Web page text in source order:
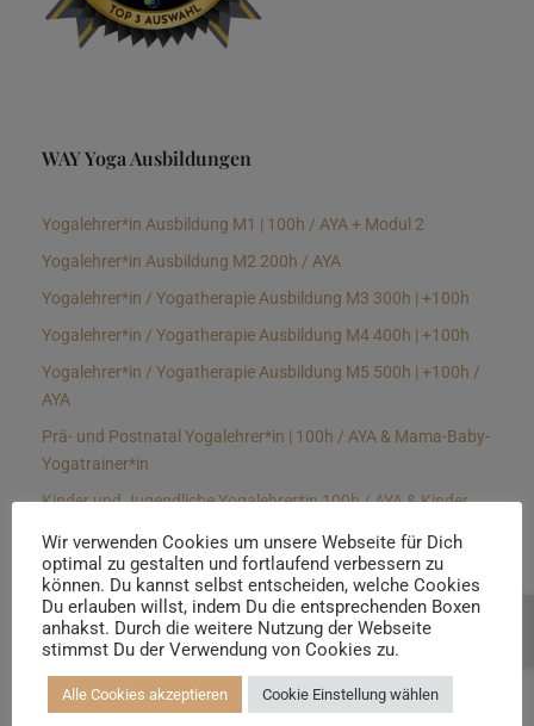
WAY Yoga Ausbildungen
Yogalehrer*in Ausbildung M1 | 100h / AYA + Modul 2
Yogalehrer*in Ausbildung M2 200h / AYA
Yogalehrer*in / Yogatherapie Ausbildung M3 300h | +100h
Yogalehrer*in / Yogatherapie Ausbildung M4 400h | +100h
Yogalehrer*in / Yogatherapie Ausbildung M5 500h | +100h /
AYA
Prä- und Postnatal Yogalehrer*in | 100h / AYA & Mama-Baby-
Yogatrainer*in
Kinder und Jugendliche Yogalehrer*in 100h / AYA & Kinder
Yin Yogalehrer*in | 100 h & Faszientrainer*in
Hormon Yogalehrer*in / Yogatherapeut*in &
Stressmanagementtrainer*in | 70h
Longevitytrainer*in
Wir verwenden Cookies um unsere Webseite für Dich
optimal zu gestalten und fortlaufend verbessern zu
können. Du kannst selbst entscheiden, welche Cookies
Du erlauben willst, indem Du die entsprechenden Boxen
anhakst. Durch die weitere Nutzung der Webseite
stimmst Du der Verwendung von Cookies zu.
Alle Cookies akzeptieren Cookie Einstellung wählen
Beratung buchen